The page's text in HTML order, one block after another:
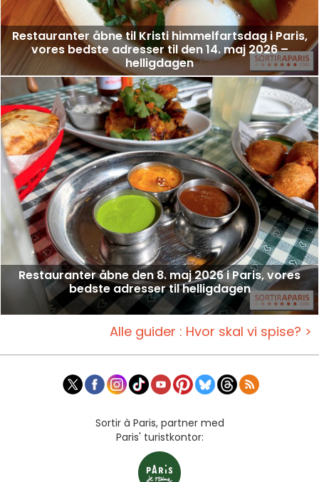
Restauranter åbne til Kristi himmelfartsdag i Paris,
vores bedste adresser til den 14. maj 2026 –
helligdagen
Restauranter åbne den 8. maj 2026 i Paris, vores
bedste adresser til helligdagen
Alle guider : Hvor skal vi spise? >
Sortir à Paris, partner med
Paris' turistkontor: